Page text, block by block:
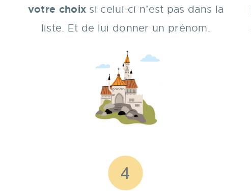
votre choix si celui-ci n’est pas dans la
liste. Et de lui donner un prénom.